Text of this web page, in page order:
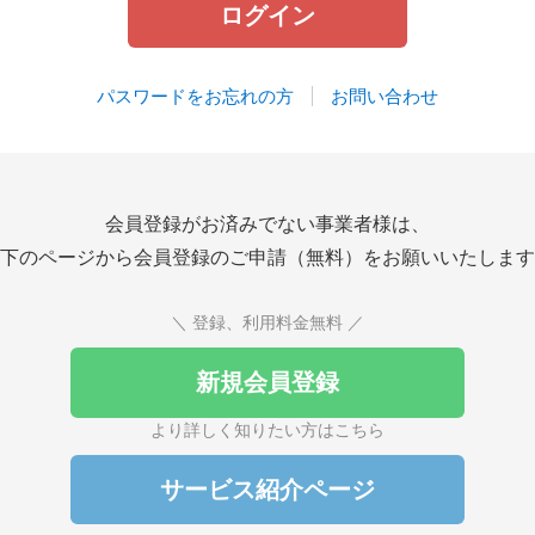
パスワードをお忘れの方 お問い合わせ
会員登録がお済みでない事業者様は、
のページから会員登録のご申請（無料）をお願いいたしま
＼ 登録、利用料金無料 ／
新規会員登録
より詳しく知りたい方はこちら
サービス紹介ページ